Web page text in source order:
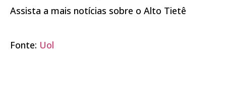
Assista a mais notícias sobre o Alto Tietê
Fonte: Uol